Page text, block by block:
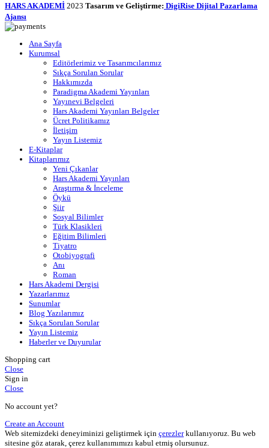
HARS AKADEMİ 2023 Tasarım ve Geliştirme: DigiRise Dijital Pazarlama
Ajansı
Ana Sayfa
Kurumsal
Editörlerimiz ve Tasarımcılarımız
Sıkça Sorulan Sorular
Hakkımızda
Paradigma Akademi Yayınları
Yayınevi Belgeleri
Hars Akademi Yayınları Belgeler
Ücret Politikamız
İletişim
Yayın Listemiz
E-Kitaplar
Kitaplarımız
Yeni Çıkanlar
Hars Akademi Yayınları
Araştırma & İnceleme
Öykü
Şiir
Sosyal Bilimler
Türk Klasikleri
Eğitim Bilimleri
Tiyatro
Otobiyografi
Anı
Roman
Hars Akademi Dergisi
Yazarlarımız
Sunumlar
Blog Yazılarımız
Sıkça Sorulan Sorular
Yayın Listemiz
Haberler ve Duyurular
Shopping cart
Close
Sign in
Close
No account yet?
Create an Account
Web sitemizdeki deneyiminizi geliştirmek için çerezlerkullanıyoruz. Bu web
sitesine göz atarak, çerez kullanımımızı kabul etmiş olursunuz.